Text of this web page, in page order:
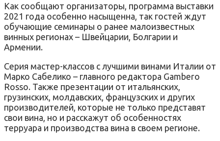
Как сообщают организаторы, программа выставки
2021 года особенно насыщенна, так гостей ждут
обучающие семинары о ранее малоизвестных
винных регионах – Швейцарии, Болгарии и
Армении.
Серия мастер-классов с лучшими винами Италии от
Марко Сабелико – главного редактора Gambero
Rosso. Также презентации от итальянских,
грузинских, молдавских, французских и других
производителей, которые не только представят
свои вина, но и расскажут об особенностях
терруара и производства вина в своем регионе.